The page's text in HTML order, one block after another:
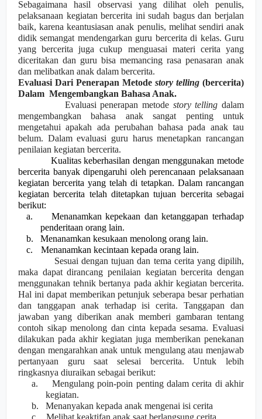
Sebagaimana hasil observasi yang dilihat oleh penulis,
pelaksanaan kegiatan bercerita ini sudah bagus dan berjalan
baik, karena keantusiasan anak penulis, melihat sendiri anak
didik semangat mendengarkan guru bercerita di kelas. Guru
yang bercerita juga cukup menguasai materi cerita yang
diceritakan dan guru bisa memancing rasa penasaran anak
dan melibatkan anak dalam bercerita.
Evaluasi Dari Penerapan Metode story telling (bercerita)
Dalam Mengembangkan Bahasa Anak.
Evaluasi penerapan metode story telling dalam
mengembangkan bahasa anak sangat penting untuk
mengetahui apakah ada perubahan bahasa pada anak tau
belum. Dalam evaluasi guru harus menetapkan rancangan
penilaian kegiatan bercerita.
Kualitas keberhasilan dengan menggunakan metode
bercerita banyak dipengaruhi oleh perencanaan pelaksanaan
kegiatan bercerita yang telah di tetapkan. Dalam rancangan
kegiatan bercerita telah ditetapkan tujuan bercerita sebagai
berikut:
a.
Menanamkan kepekaan dan ketanggapan terhadap
penderitaan orang lain.
b.
Menanamkan kesukaan menolong orang lain.
c.
Menanamkan kecintaan kepada orang lain.
Sesuai dengan tujuan dan tema cerita yang dipilih,
maka dapat dirancang penilaian kegiatan bercerita dengan
menggunakan tehnik bertanya pada akhir kegiatan bercerita.
Hal ini dapat memberikan petunjuk seberapa besar perhatian
dan tanggapan anak terhadap isi cerita. Tanggapan dan
jawaban yang diberikan anak memberi gambaran tentang
contoh sikap menolong dan cinta kepada sesama. Evaluasi
dilakukan pada akhir kegiatan juga memberikan penekanan
dengan mengarahkan anak untuk mengulang atau menjawab
pertanyaan guru saat selesai bercerita. Untuk lebih
ringkasnya diuraikan sebagai berikut:
a.
Mengulang poin-poin penting dalam cerita di akhir
kegiatan.
b.
Menanyakan kepada anak mengenai isi cerita